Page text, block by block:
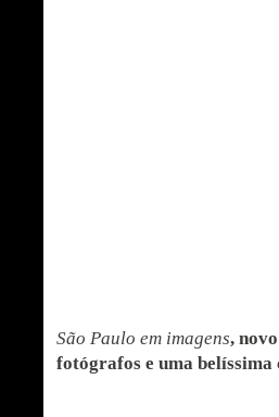
São Paulo em imagens,
fotógrafos e uma belíssima